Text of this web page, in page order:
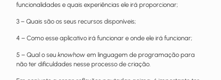
funcionalidades e quais experiências ele irá proporcionar;
3 – Quais são os seus recursos disponíveis;
4 – Como esse aplicativo irá funcionar e onde ele irá funcionar;
5 – Qual o seu knowhow em linguagem de programação para
não ter dificuldades nesse processo de criação.